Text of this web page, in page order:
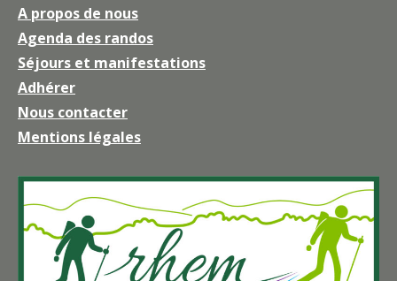
Facebook
s'ouvre
dans
une
nouvelle
fenêtre
A propos de nous
Agenda des randos
Séjours et manifestations
Adhérer
Nous contacter
Mentions légales